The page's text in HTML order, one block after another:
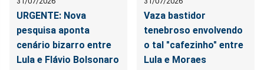
URGENTE: Nova
pesquisa aponta
cenário bizarro entre
Lula e Flávio Bolsonaro
Vaza bastidor
tenebroso envolvendo
o tal "cafezinho" entre
Lula e Moraes